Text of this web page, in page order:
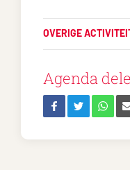
OVERIGE
Agenda